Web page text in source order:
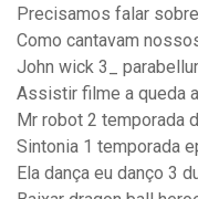
Precisamos falar
Como cantavam
John wick 3_
Assistir filme a queda
Mr robot 2 temporada
Sintonia 1 temporada
Ela dança eu danço 3